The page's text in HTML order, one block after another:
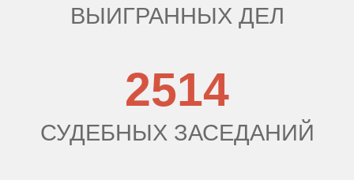
ВЫИГРАННЫХ ДЕЛ
2514
СУДЕБНЫХ ЗАСЕДАНИЙ